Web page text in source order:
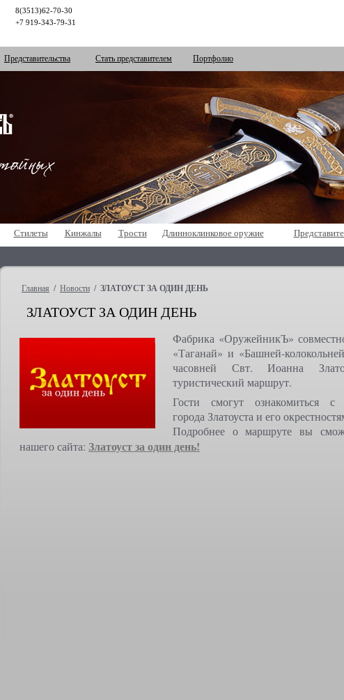
8(3513)62-70-30
+7 919-343-79-31
Представительства Стать представителем Портфолио
Стилеты Кинжалы Трости Длинноклинковое оружие
Главная / Новости / ЗЛАТОУСТ ЗА ОДИН ДЕНЬ
ЗЛАТОУСТ ЗА ОДИН ДЕНЬ
Фабрика «ОружейникЪ»
«Таганай» и «Башней-
часовней Свт. Иоанна
туристический маршрут.
Гости смогут ознакомиться с
города Златоуста и его
Подробнее о маршруте вы
нашего сайта: Златоуст за один день!